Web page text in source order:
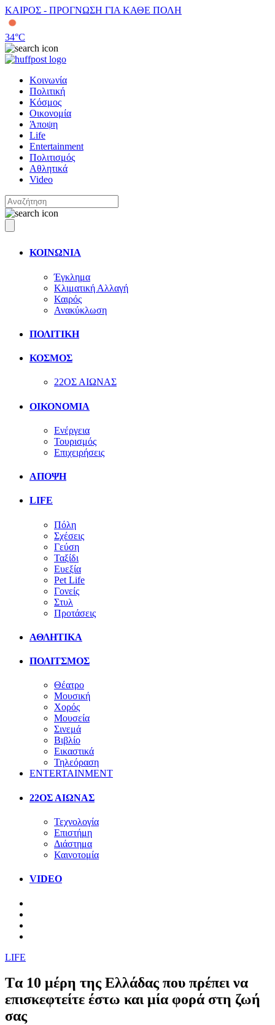
ΚΑΙΡΟΣ - ΠΡΟΓΝΩΣΗ ΓΙΑ ΚΑΘΕ ΠΟΛΗ
34°C
Κοινωνία
Πολιτική
Κόσμος
Οικονομία
Άποψη
Life
Entertainment
Πολιτισμός
Αθλητικά
Video
ΚΟΙΝΩΝΙΑ
Έγκλημα
Κλιματική Αλλαγή
Καιρός
Ανακύκλωση
ΠΟΛΙΤΙΚΗ
ΚΟΣΜΟΣ
22ΟΣ ΑΙΩΝΑΣ
ΟΙΚΟΝΟΜΙΑ
Ενέργεια
Τουρισμός
Επιχειρήσεις
ΑΠΟΨΗ
LIFE
Πόλη
Σχέσεις
Γεύση
Ταξίδι
Ευεξία
Pet Life
Γονείς
Στυλ
Προτάσεις
ΑΘΛΗΤΙΚΑ
ΠΟΛΙΤΣΜΟΣ
Θέατρο
Μουσική
Χορός
Μουσεία
Σινεμά
Βιβλίο
Εικαστικά
Τηλεόραση
ENTERTAINMENT
22ΟΣ ΑΙΩΝΑΣ
Τεχνολογία
Επιστήμη
Διάστημα
Καινοτομία
VIDEO
LIFE
Tα 10 μέρη της Ελλάδας που πρέπει να
επισκεφτείτε έστω και μία φορά στη ζωή
σας